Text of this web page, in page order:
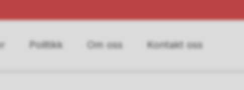
Politikk Om oss Kontakt oss